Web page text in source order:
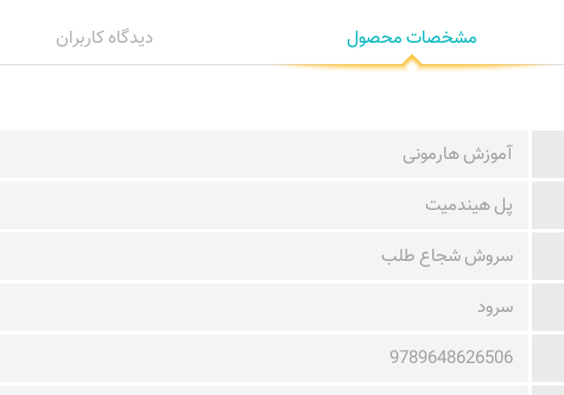
مشخصات محصول دیدگاه کاربران
آموزش هارمونی
پل هیندمیت
سروش شجاع طلب
سرود
9789648626506